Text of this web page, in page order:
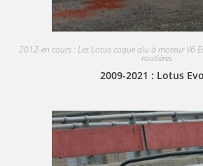
2012-en cours : Les Lotus coque alu à moteur V6
routières
2009-2021 : Lotus